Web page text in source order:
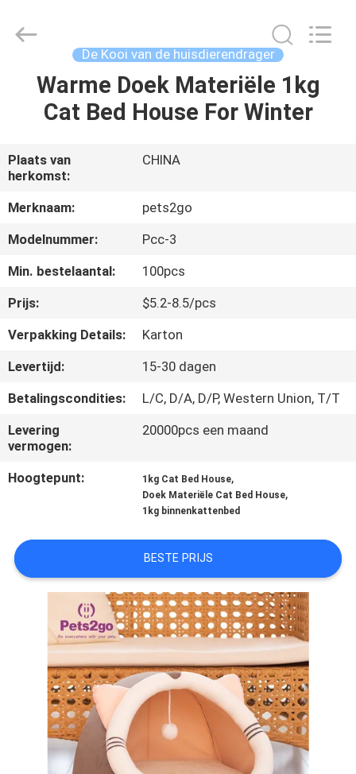
HUIS
ONGEVEER
ONS
FABRIEKSREIS
CONTACTEER
ONS
VERZOEK
OM
EEN
CITAAT
SITEMAP
PRIVACY
POLICY
Co.Ltd.
De Kooi van de huisdierendrager
Warme Doek Materiële 1kg
Cat Bed House For Winter
Plaats van
herkomst:
CHINA
Merknaam:
pets2go
Modelnummer:
Pcc-3
Min. bestelaantal:
100pcs
Prijs:
$5.2-8.5/pcs
Verpakking Details:
Karton
Levertijd:
15-30 dagen
Betalingscondities:
L/C, D/A, D/P, Western Union, T/T
Levering
vermogen:
20000pcs een maand
Hoogtepunt: 1kg Cat Bed House,
Doek Materiële Cat Bed House,
1kg binnenkattenbed
BESTE PRIJS